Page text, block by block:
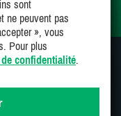
sont
ne peuvent pas
», vous
Pour plus
confidentialité.